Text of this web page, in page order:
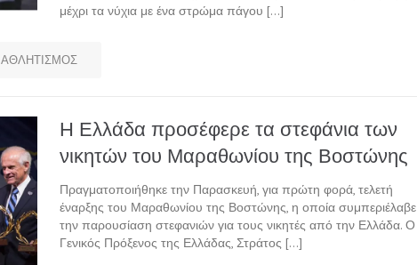
μέχρι τα νύχια με ένα στρώμα πάγου […]
ΑΘΛΗΤΙΣΜΟΣ
Η Ελλάδα προσέφερε τα στεφάνια των
νικητών του Μαραθωνίου της Βοστώνης
Πραγματοποιήθηκε την Παρασκευή, για πρώτη φορά, τελετή
έναρξης του Μαραθωνίου της Βοστώνης, η οποία συμπεριέλαβε
την παρουσίαση στεφανιών για τους νικητές από την Ελλάδα. Ο
Γενικός Πρόξενος της Ελλάδας, Στράτος […]